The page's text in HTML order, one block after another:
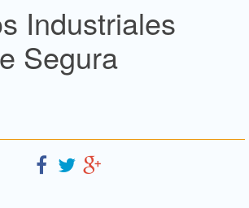
Industriales
Segura